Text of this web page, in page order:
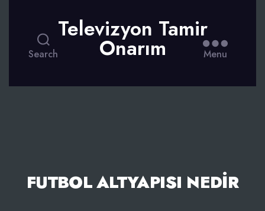
Search
Televizyon Tamir
Onarım Menu
FUTBOL ALTYAPISI NEDIR